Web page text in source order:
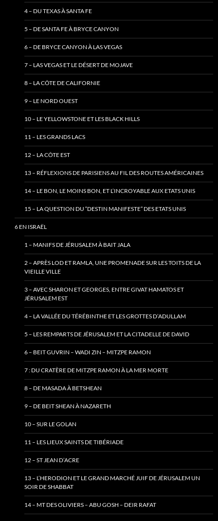
4 – DU TEXAS À SANTA FE
5 – DE SANTA FE À BRYCE CANYON
6 – DE BRYCE CANYON À LAS VEGAS
7 – LAS VEGAS ET LE DÉSERT DE MOJAVE
8 – LA CÔTE DE CALIFORNIE
9 – LE NORD OUEST
10 – LE YELLOWSTONE ET LES BLACK HILLS
11 – LES GRANDS LACS
12 – LA CÔTE EST
13 – RÉFLEXIONS DE PARISIENS AU FIL DES ROUTES AMÉRICAINES
14 – LE BON, LE MOINS BON, ET L’INCROYABLE AUX ETATS UNIS
15 – LA QUESTION DU “DESTIN MANIFESTE” DES ETATS UNIS
6 EN ISRAËL
1 – MANIFS DE JÉRUSALEM À BAIT JALA
2 – APRÈS LOD ET RAMLA, UNE PROMENADE SUR LES TOITS DE LA
VIEILLE VILLE
3 – AVEC SHARON ET GEORGES, ENTRE GIVAT HAMATOS ET
JÉRUSALEM EST
4 – LA VALLÉE DU TÉRÉBINTHE ET LES GROTTES D’ADULLAM
5 – LES REMPARTS DE JÉRUSALEM ET LA CITADELLE DE DAVID
6 – BEIT GUVRIN – WADI ZIN – MITZPE RAMON
7 : DU CRATÈRE DE MITZPE RAMON À LA MER MORTE
8 – DE MASADA À BETSHEAN
9 – DE BEIT SHEAN À NAZARETH
10 – SUR LE GOLAN
11 – LES LIEUX SAINTS DE TIBÉRIADE
12 – ST JEAN D’ACRE
13 – L’HERODION ET LE GRAND MARCHÉ JUIF DE JÉRUSALEM UN
SOIR DE SHABBAT
14 – MT DES OLIVIERS – ABU GOSH – DEIR RAFAT